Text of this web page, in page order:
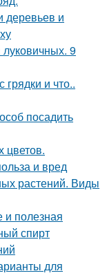
деревьев и
9
грядки и что..
посадить
цветов.
и вред
растений. Виды
и полезная
спирт
для